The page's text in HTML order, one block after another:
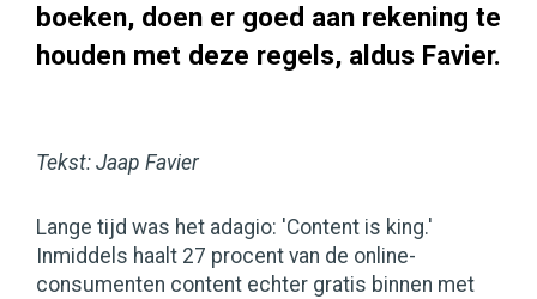
boeken, doen er goed aan rekening te
houden met deze regels, aldus Favier.
Tekst: Jaap Favier
Lange tijd was het adagio: 'Content is king.'
Inmiddels haalt 27 procent van de online-
consumenten content echter gratis binnen met